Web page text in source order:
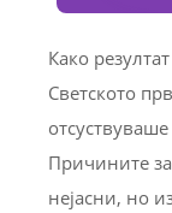
Како
Светското
Причините за
нејасни, но